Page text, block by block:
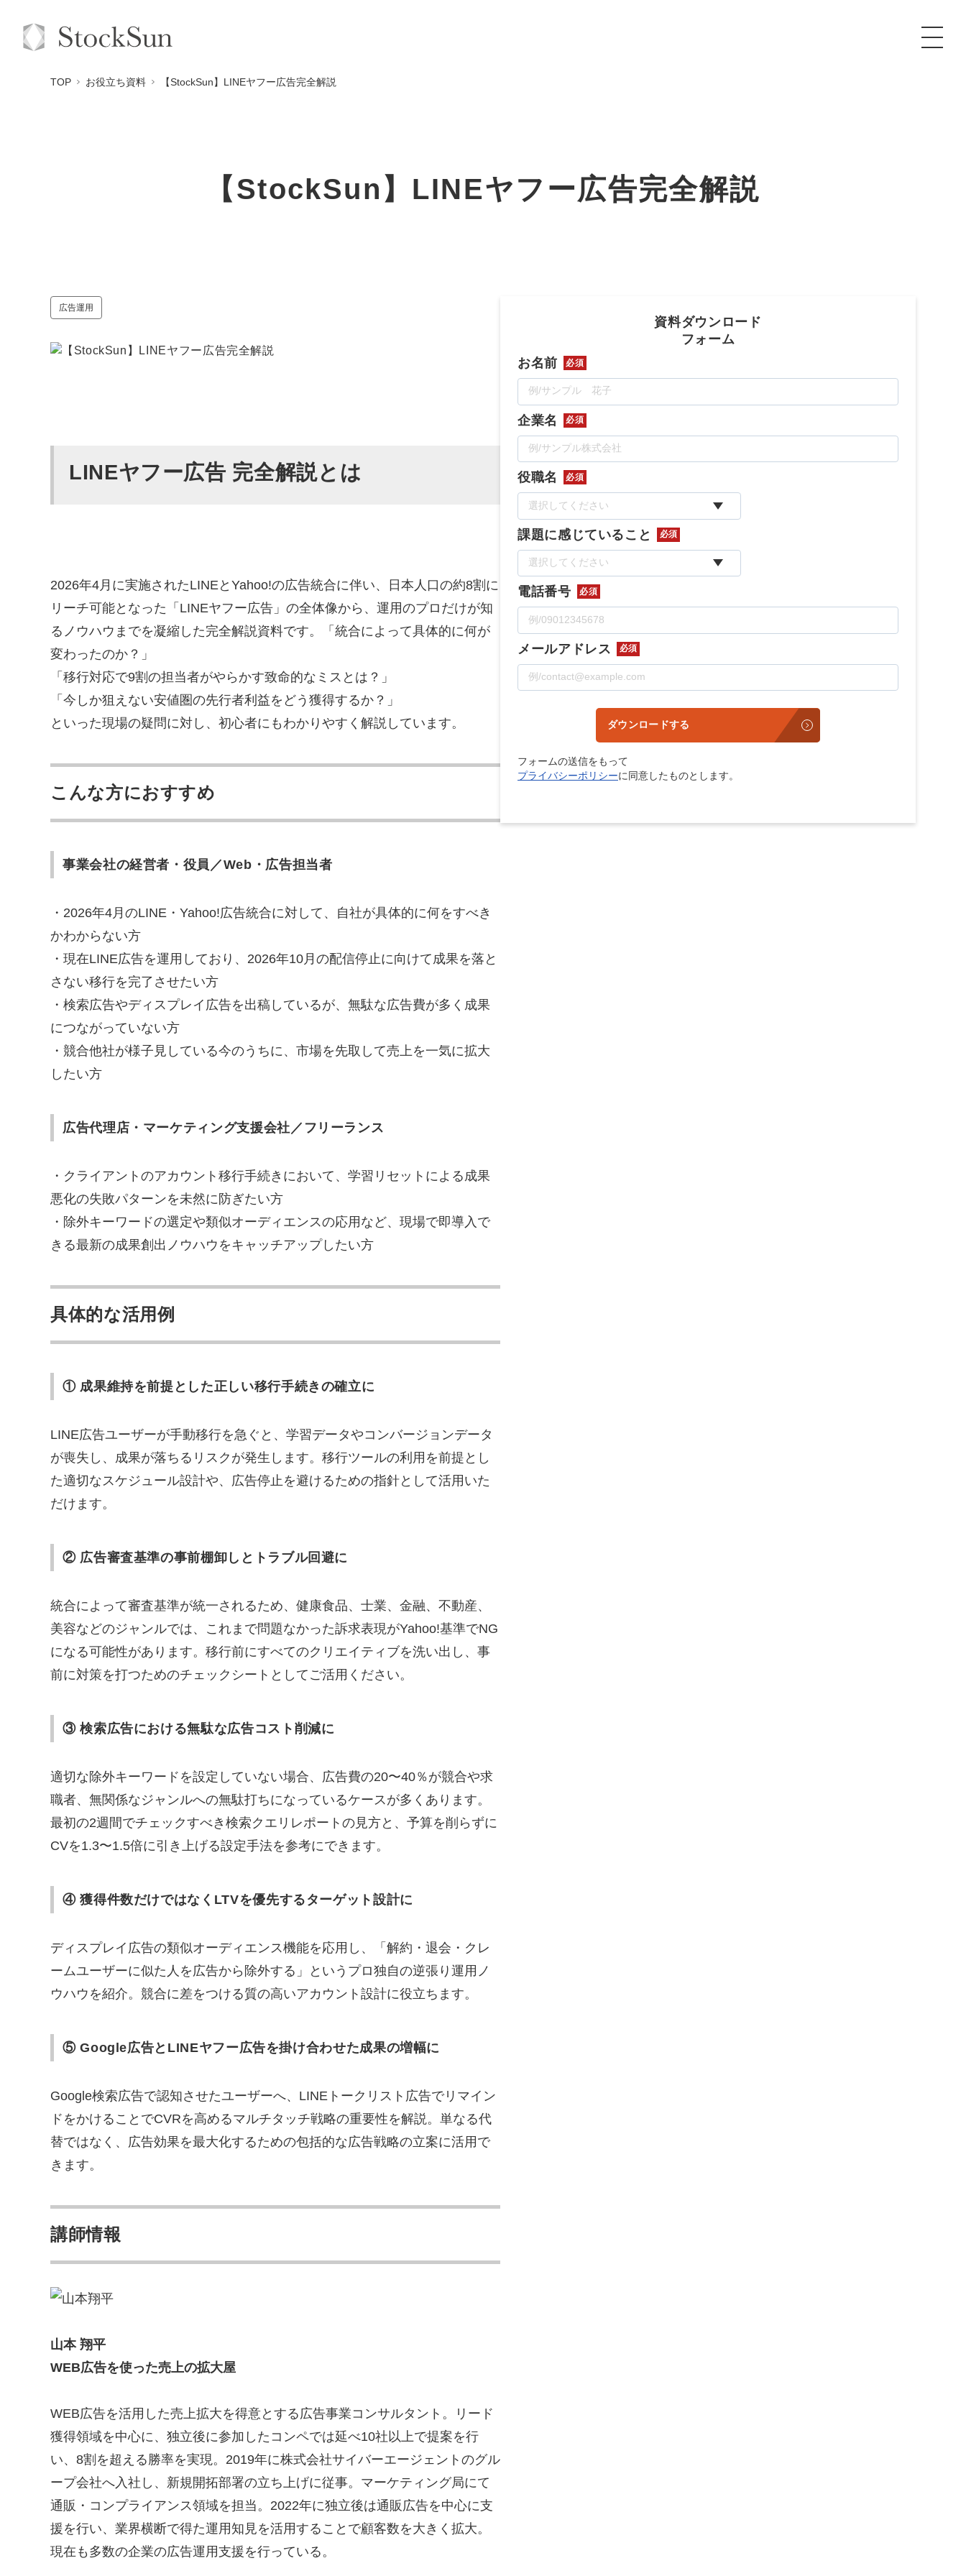
コンサルタント一覧
BPO支援 定額制営業代行『カリトルくん』
拡散付1日密着動画制作『まるごと社長』
YouTubeディレクター
取締役メッセージ（株本祐己）
業務委託
インターン
正社員
カスタマーサクセスマネージャー
常勤監査役
内部監査室長
TOP お役立ち資料 【StockSun】LINEヤフー広告完全解説
【StockSun】LINEヤフー広告完全解説
広告運用
LINEヤフー広告 完全解説とは
2026年4月に実施されたLINEとYahoo!の広告統合に伴い、日本人口の約8割に
リーチ可能となった「LINEヤフー広告」の全体像から、運用のプロだけが知
るノウハウまでを凝縮した完全解説資料です。「統合によって具体的に何が
変わったのか？」
「移行対応で9割の担当者がやらかす致命的なミスとは？」
「今しか狙えない安値圏の先行者利益をどう獲得するか？」
といった現場の疑問に対し、初心者にもわかりやすく解説しています。
こんな方におすすめ
事業会社の経営者・役員／Web・広告担当者
・2026年4月のLINE・Yahoo!広告統合に対して、自社が具体的に何をすべき
かわからない方
・現在LINE広告を運用しており、2026年10月の配信停止に向けて成果を落と
さない移行を完了させたい方
・検索広告やディスプレイ広告を出稿しているが、無駄な広告費が多く成果
につながっていない方
・競合他社が様子見している今のうちに、市場を先取して売上を一気に拡大
したい方
広告代理店・マーケティング支援会社／フリーランス
・クライアントのアカウント移行手続きにおいて、学習リセットによる成果
悪化の失敗パターンを未然に防ぎたい方
・除外キーワードの選定や類似オーディエンスの応用など、現場で即導入で
きる最新の成果創出ノウハウをキャッチアップしたい方
具体的な活用例
① 成果維持を前提とした正しい移行手続きの確立に
LINE広告ユーザーが手動移行を急ぐと、学習データやコンバージョンデータ
が喪失し、成果が落ちるリスクが発生します。移行ツールの利用を前提とし
た適切なスケジュール設計や、広告停止を避けるための指針として活用いた
だけます。
② 広告審査基準の事前棚卸しとトラブル回避に
統合によって審査基準が統一されるため、健康食品、士業、金融、不動産、
美容などのジャンルでは、これまで問題なかった訴求表現がYahoo!基準でNG
になる可能性があります。移行前にすべてのクリエイティブを洗い出し、事
前に対策を打つためのチェックシートとしてご活用ください。
③ 検索広告における無駄な広告コスト削減に
適切な除外キーワードを設定していない場合、広告費の20〜40％が競合や求
職者、無関係なジャンルへの無駄打ちになっているケースが多くあります。
最初の2週間でチェックすべき検索クエリレポートの見方と、予算を削らずに
CVを1.3〜1.5倍に引き上げる設定手法を参考にできます。
④ 獲得件数だけではなくLTVを優先するターゲット設計に
ディスプレイ広告の類似オーディエンス機能を応用し、「解約・退会・クレ
ームユーザーに似た人を広告から除外する」というプロ独自の逆張り運用ノ
ウハウを紹介。競合に差をつける質の高いアカウント設計に役立ちます。
⑤ Google広告とLINEヤフー広告を掛け合わせた成果の増幅に
Google検索広告で認知させたユーザーへ、LINEトークリスト広告でリマイン
ドをかけることでCVRを高めるマルチタッチ戦略の重要性を解説。単なる代
替ではなく、広告効果を最大化するための包括的な広告戦略の立案に活用で
きます。
講師情報
山本 翔平
WEB広告を使った売上の拡大屋
WEB広告を活用した売上拡大を得意とする広告事業コンサルタント。リード
獲得領域を中心に、独立後に参加したコンペでは延べ10社以上で提案を行
い、8割を超える勝率を実現。2019年に株式会社サイバーエージェントのグル
ープ会社へ入社し、新規開拓部署の立ち上げに従事。マーケティング局にて
通販・コンプライアンス領域を担当。2022年に独立後は通販広告を中心に支
援を行い、業界横断で得た運用知見を活用することで顧客数を大きく拡大。
現在も多数の企業の広告運用支援を行っている。
資料ダウンロード
フォーム
お名前
必須
企業名 必須
役職名 必須
課題に感じていること 必須
電話番号 必須
メールアドレス 必須
ダウンロードする
フォームの送信をもって
プライバシーポリシーに同意したものとします。